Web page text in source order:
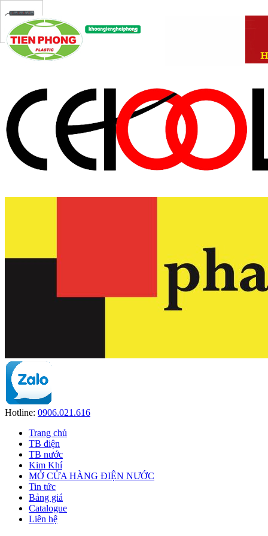
Hotline: 0906.021.616
Trang chủ
TB điện
TB nước
Kim Khí
MỞ CỬA HÀNG ĐIỆN NƯỚC
Tin tức
Bảng giá
Catalogue
Liên hệ